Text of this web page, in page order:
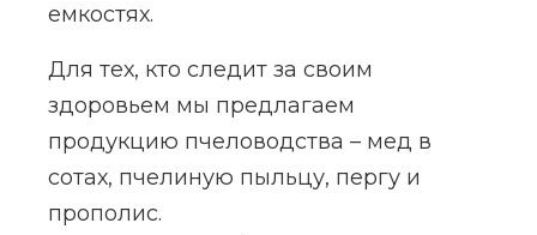
емкостях.
Для тех, кто следит за своим
здоровьем мы предлагаем
продукцию пчеловодства – мед в
сотах, пчелиную пыльцу, пергу и
прополис.